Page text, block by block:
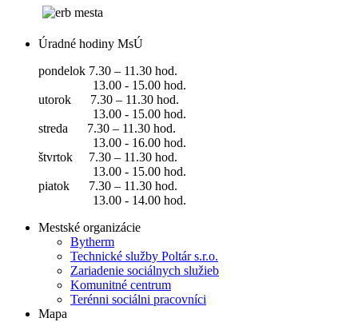
Úradné hodiny MsÚ
pondelok 7.30 – 11.30 hod.
13.00 - 15.00 hod.
utorok 7.30 – 11.30 hod.
13.00 - 15.00 hod.
streda 7.30 – 11.30 hod.
13.00 - 16.00 hod.
štvrtok 7.30 – 11.30 hod.
13.00 - 15.00 hod.
piatok 7.30 – 11.30 hod.
13.00 - 14.00 hod.
Mestské organizácie
Bytherm
Technické služby Poltár s.r.o.
Zariadenie sociálnych služieb
Komunitné centrum
Terénni sociálni pracovníci
Mapa